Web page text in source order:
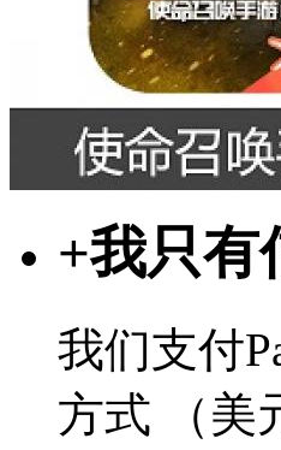
+我只有
我们支付
方式 （美